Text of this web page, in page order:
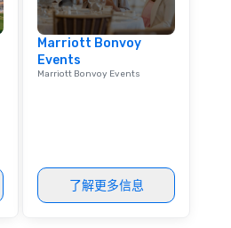
pianists to full "Big
orchestras. Versatile
library of hundreds of
a band; you are
immersive
Marriott Bonvoy
Events
Marriott Bonvoy Events
了解更多信息